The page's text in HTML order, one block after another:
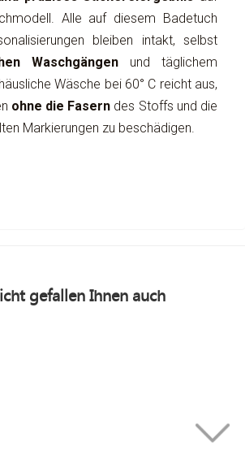
Alle auf diesem Badetuch
bleiben intakt, selbst
Waschgängen und täglichem
Wäsche bei 60° C reicht aus,
ohne die Fasern des Stoffs und die
Markierungen zu beschädigen.
gefallen Ihnen auch